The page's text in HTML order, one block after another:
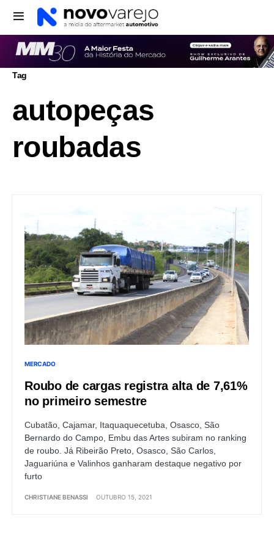
Tag
autopeças
roubadas
MERCADO
Roubo de cargas registra alta de 7,61%
no primeiro semestre
Cubatão, Cajamar, Itaquaquecetuba, Osasco, São
Bernardo do Campo, Embu das Artes subiram no ranking
de roubo. Já Ribeirão Preto, Osasco, São Carlos,
Jaguariúna e Valinhos ganharam destaque negativo por
furto
CHRISTIANE BENASSI OUTUBRO 15, 2021